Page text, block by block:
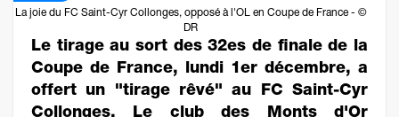
La joie du FC Saint-Cyr Collonges, opposé à l'OL en Coupe de France - ©
DR
Le tirage au sort des 32es de finale de la
Coupe de France, lundi 1er décembre, a
offert un "tirage rêvé" au FC Saint-Cyr
Collonges. Le club des Monts d'Or